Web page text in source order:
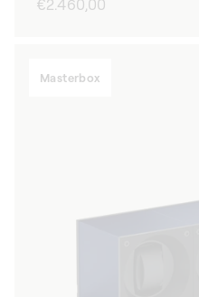
Prezzo
€2.460,00
Masterbox